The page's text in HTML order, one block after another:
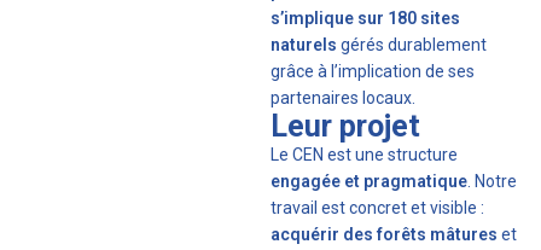
s’implique sur 180 sites
naturels gérés durablement
grâce à l’implication de ses
partenaires locaux.
Leur projet
Le CEN est une structure
engagée et pragmatique . Notre
travail est concret et visible :
acquérir des forêts mâtures et